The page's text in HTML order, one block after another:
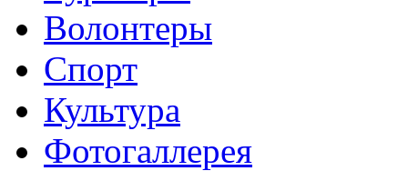
Волонтеры
Спорт
Культура
Фотогаллерея